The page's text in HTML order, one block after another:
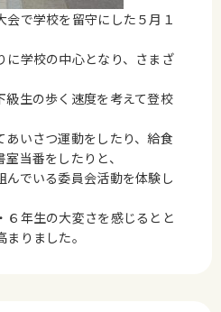
会で学校を留守にした５月１
に学校の中心となり、さまざ
級生の歩く速度を考えて登校
あいさつ運動をしたり、給食
当番をしたりと、
んでいる委員会活動を体験し
６年生の大変さを感じるとと
りました。